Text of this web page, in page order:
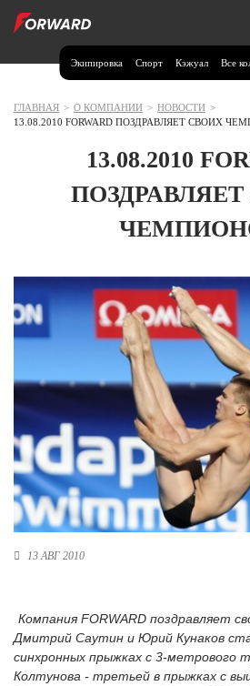
Экипировка Спорт Кэжуал Все
Москва и МО
Воронежская область (1)
Дагестан (2)
Иркутская область (2)
Кемеровская область (2)
Краснодарский край (5)
Красноярский край (5)
Курская область (1)
Нижегородская область (1)
Новосибирская область (3)
Омская область (5)
Республика Башкортостан (3)
Республика Крым (1)
Республика Татарстан (2)
Саратовская область (1)
Свердловская область (5)
Северная Осетия (2)
Смоленская область (1)
ГЛАВНАЯ > О КОМПАНИИ > НОВОСТИ >
13.08.2010 FORWARD ПОЗДРАВЛЯЕТ СВОИХ
13.08.2010
13 АВГ 2010
Компания FORWARD поздравляет
Дмитрий Саутин и Юрий Кунаков
синхронных прыжках с 3-метрового
Колтунова - третьей в прыжках с